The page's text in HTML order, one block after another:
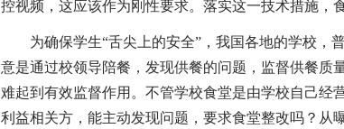
控视频，这应该作为刚性要求。落实这一技术措施，
为确保学生“舌尖上的安全”，我国各地的学校，
意是通过校领导陪餐，发现供餐的问题，监督供餐质
难起到有效监督作用。不管学校食堂是由学校自己经
利益相关方，能主动发现问题，要求食堂整改吗？从